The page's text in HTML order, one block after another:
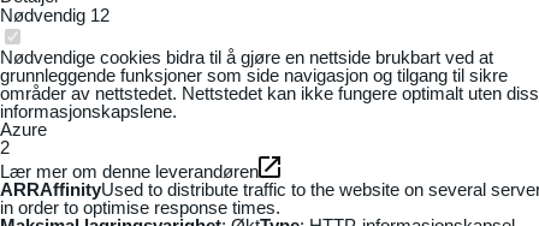
Nødvendig 12
Nødvendige cookies bidra til å gjøre en nettside brukbart ved at
grunnleggende funksjoner som side navigasjon og tilgang til sikre
områder av nettstedet. Nettstedet kan ikke fungere optimalt uten
informasjonskapslene.
Azure
2
Lær mer om denne leverandøren
ARRAffinityUsed to distribute traffic to the website on several
in order to optimise response times.